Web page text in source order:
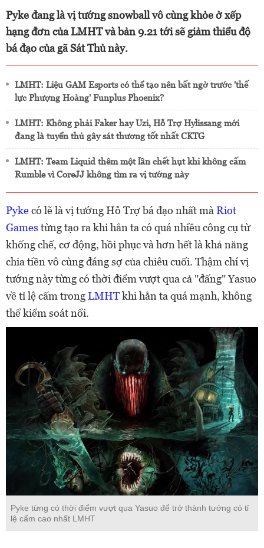
Pyke đang là vị tướng snowball vô cùng khỏe ở xếp
hạng đơn của LMHT và bản 9.21 tới sẽ giảm thiểu độ
bá đạo của gã Sát Thủ này.
LMHT: Liệu GAM Esports có thể tạo nên bất ngờ trước 'thế
lực Phượng Hoàng' Funplus Phoenix?
LMHT: Không phải Faker hay Uzi, Hỗ Trợ Hylissang mới
đang là tuyển thủ gây sát thương tốt nhất CKTG
LMHT: Team Liquid thêm một lần chết hụt khi không cấm
Rumble vì CoreJJ không tìm ra vị tướng này
Pykecó lẽ là vị tướng Hỗ Trợ bá đạo nhất mà Riot
Games từng tạo ra khi hắn ta có quá nhiều công cụ từ
khống chế, cơ động, hồi phục và hơn hết là khả năng
chia tiền vô cùng đáng sợ của chiêu cuối. Thậm chí vị
tướng này từng có thời điểm vượt qua cả "đấng" Yasuo
về tỉ lệ cấm trongLMHTkhi hắn ta quá mạnh, không
thể kiểm soát nổi.
Pyke từng có thời điểm vượt qua Yasuo để trở thành tướng có tỉ
lệ cấm cao nhất LMHT